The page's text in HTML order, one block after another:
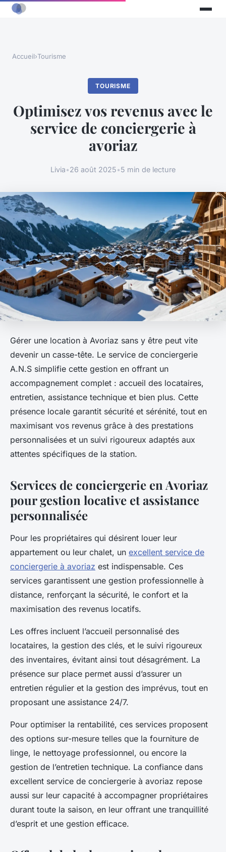
Accueil›Tourisme
TOURISME
Optimisez vos revenus avec le
service de conciergerie à
avoriaz
Livia•26 août 2025•5 min de lecture
Gérer une location à Avoriaz sans y être peut vite
devenir un casse-tête. Le service de conciergerie
A.N.S simplifie cette gestion en offrant un
accompagnement complet : accueil des locataires,
entretien, assistance technique et bien plus. Cette
présence locale garantit sécurité et sérénité, tout en
maximisant vos revenus grâce à des prestations
personnalisées et un suivi rigoureux adaptés aux
attentes spécifiques de la station.
Services de conciergerie en Avoriaz
pour gestion locative et assistance
personnalisée
Pour les propriétaires qui désirent louer leur
appartement ou leur chalet, un excellent service de
conciergerie à avoriaz est indispensable. Ces
services garantissent une gestion professionnelle à
distance, renforçant la sécurité, le confort et la
maximisation des revenus locatifs.
Les offres incluent l’accueil personnalisé des
locataires, la gestion des clés, et le suivi rigoureux
des inventaires, évitant ainsi tout désagrément. La
présence sur place permet aussi d’assurer un
entretien régulier et la gestion des imprévus, tout en
proposant une assistance 24/7.
Pour optimiser la rentabilité, ces services proposent
des options sur-mesure telles que la fourniture de
linge, le nettoyage professionnel, ou encore la
gestion de l’entretien technique. La confiance dans
excellent service de conciergerie à avoriaz repose
aussi sur leur capacité à accompagner propriétaires
durant toute la saison, en leur offrant une tranquillité
d’esprit et une gestion efficace.